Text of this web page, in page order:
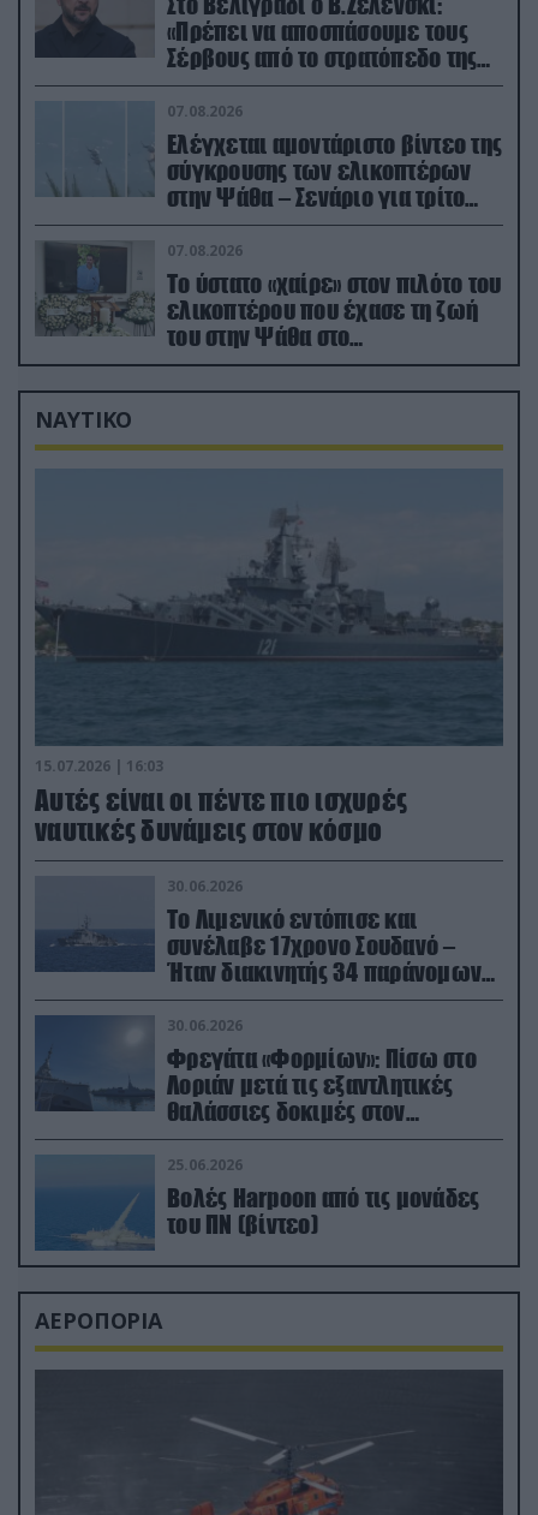
«Πρέπει να αποσπάσουμε τους
Σέρβους από το στρατόπεδο της
Ρωσίας»
07.08.2026
Ελέγχεται αμοντάριστο βίντεο της
σύγκρουσης των ελικοπτέρων
στην Ψάθα – Σενάριο για τρίτο
ελικόπτερο
07.08.2026
Το ύστατο «χαίρε» στον πιλότο του
ελικοπτέρου που έχασε τη ζωή
του στην Ψάθα στο
αποτεφρωτήριο Ριτσώνας
ΝΑΥΤΙΚΟ
15.07.2026 | 16:03
Aυτές είναι οι πέντε πιο ισχυρές
ναυτικές δυνάμεις στον κόσμο
30.06.2026
Το Λιμενικό εντόπισε και
συνέλαβε 17χρονο Σουδανό –
Ήταν διακινητής 34 παράνομων
μεταναστών
30.06.2026
Φρεγάτα «Φορμίων»: Πίσω στο
Λοριάν μετά τις εξαντλητικές
θαλάσσιες δοκιμές στον
απαιτητικό Βισκαϊκό
25.06.2026
Βολές Harpoon από τις μονάδες
του ΠΝ (βίντεο)
ΑΕΡΟΠΟΡΙΑ